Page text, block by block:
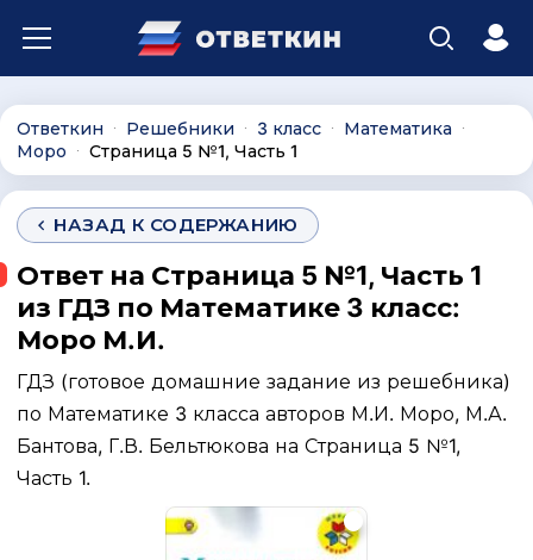
Ответкин ∙ Решебники ∙ 3 класс ∙ Математика ∙
Моро ∙ Страница 5 №1, Часть 1
НАЗАД К СОДЕРЖАНИЮ
Ответ на Страница 5 №1, Часть 1
из ГДЗ по Математике 3 класс:
Моро М.И.
ГДЗ (готовое домашние задание из решебника)
по Математике 3 класса авторов М.И. Моро, М.А.
Бантова, Г.В. Бельтюкова на Страница 5 №1,
Часть 1.